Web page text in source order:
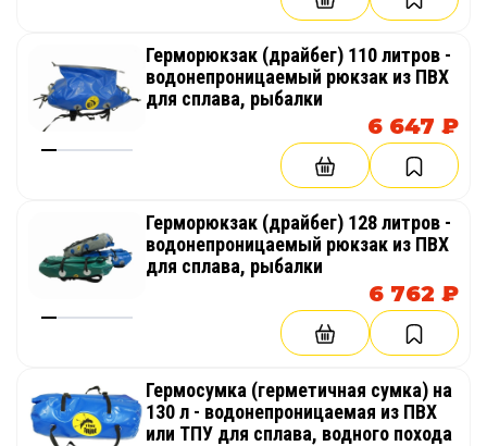
Герморюкзак (драйбег) 110 литров -
водонепроницаемый рюкзак из ПВХ
для сплава, рыбалки
6 647 ₽
Герморюкзак (драйбег) 128 литров -
водонепроницаемый рюкзак из ПВХ
для сплава, рыбалки
6 762 ₽
Гермосумка (герметичная сумка) на
130 л - водонепроницаемая из ПВХ
или ТПУ для сплава, водного похода